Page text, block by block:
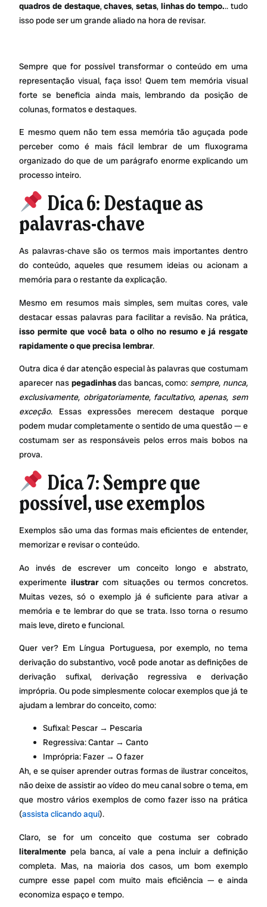
quadros de destaque,chaves,setas, linhas do tempo... tudo
isso pode ser um grande aliado na hora de revisar.
Sempre que for possível transformar o conteúdo em uma
representação visual, faça isso! Quem tem memória visual
forte se beneficia ainda mais, lembrando da posição de
colunas, formatos e destaques.
E mesmo quem não tem essa memória tão aguçada pode
perceber como é mais fácil lembrar de um fluxograma
organizado do que de um parágrafo enorme explicando um
processo inteiro.
Dica 6: Destaque as
palavras-chave
As palavras-chave são os termos mais importantes dentro
do conteúdo, aqueles que resumem ideias ou acionam a
memória para o restante da explicação.
Mesmo em resumos mais simples, sem muitas cores, vale
destacar essas palavras para facilitar a revisão. Na prática,
isso permite que você bata o olho no resumo e já resgate
rapidamente o que precisa lembrar.
Outra dica é dar atenção especial às palavras que costumam
aparecer nas pegadinhasdas bancas, como: sempre, nunca,
exclusivamente, obrigatoriamente, facultativo, apenas, sem
exceção. Essas expressões merecem destaque porque
podem mudar completamente o sentido de uma questão — e
costumam ser as responsáveis pelos erros mais bobos na
prova.
Dica 7: Sempre que
possível, use exemplos
Exemplos são uma das formas mais eficientes de entender,
memorizar e revisar o conteúdo.
Ao invés de escrever um conceito longo e abstrato,
experimenteilustrarcom situações ou termos concretos.
Muitas vezes, só o exemplo já é suficiente para ativar a
memória e te lembrar do que se trata. Isso torna o resumo
mais leve, direto e funcional.
Quer ver? Em Língua Portuguesa, por exemplo, no tema
derivação do substantivo, você pode anotar as definições de
derivação sufixal, derivação regressiva e derivação
imprópria. Ou pode simplesmente colocar exemplos que já te
ajudam a lembrar do conceito, como:
Sufixal: Pescar → Pescaria
Regressiva: Cantar → Canto
Imprópria: Fazer → O fazer
Ah, e se quiser aprender outras formas de ilustrar conceitos,
não deixe de assistir ao vídeo do meu canal sobre o tema, em
que mostro vários exemplos de como fazer isso na prática
(assista clicando aqui).
Claro, se for um conceito que costuma ser cobrado
literalmente pela banca, aí vale a pena incluir a definição
completa. Mas, na maioria dos casos, um bom exemplo
cumpre esse papel com muito mais eficiência — e ainda
economiza espaço e tempo.